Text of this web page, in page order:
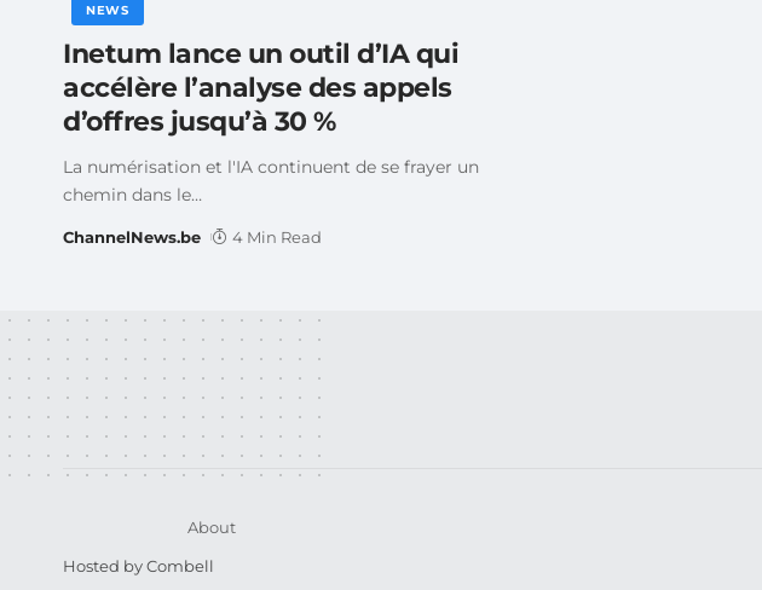
NEWS
Inetum lance un outil d’IA qui
accélère l’analyse des appels
d’offres jusqu’à 30 %
La numérisation et l'IA continuent de se frayer un
chemin dans le…
ChannelNews.be 4 Min Read
About
Hosted by Combell